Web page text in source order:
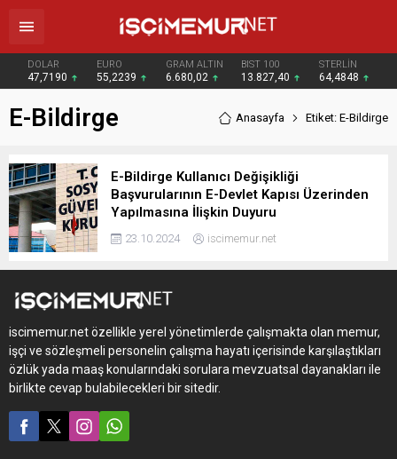
DOLAR
47,7190
EURO
55,2239
GRAM ALTIN
6.680,02
BIST 100
13.827,40
STERLİN
64,4848
E-Bildirge Anasayfa Etiket: E-Bildirge
E-Bildirge Kullanıcı Değişikliği
Başvurularının E-Devlet Kapısı Üzerinden
Yapılmasına İlişkin Duyuru
23.10.2024 iscimemur.net
iscimemur.net özellikle yerel yönetimlerde çalışmakta olan memur,
işçi ve sözleşmeli personelin çalışma hayatı içerisinde karşılaştıkları
özlük yada maaş konularındaki sorulara mevzuatsal dayanakları ile
birlikte cevap bulabilecekleri bir sitedir.